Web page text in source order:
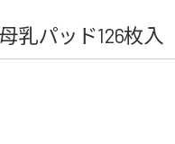
乳パッド126枚入